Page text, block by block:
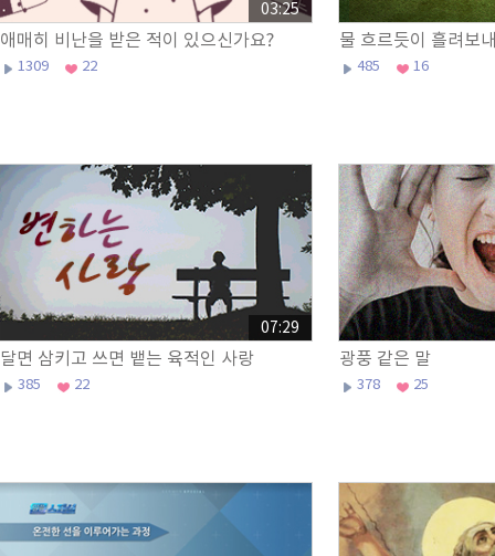
애매히 비난을 받은 적이 있으신가요?
1309 22
03:25
물 흐르듯이 흘려보
485 16
달면 삼키고 쓰면 뱉는 육적인 사랑
385 22
07:29
광풍 같은 말
378 25